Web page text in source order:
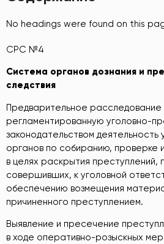
No headings were found on this
СРС №4
Система органов дознания и
следствия
Предварительное
регламентированную уголовно-
законодательством
органов по собиранию, проверке
в целях раскрытия преступлений,
совершивших, к уголовной
обеспечению возмещения
причиненного преступлением.
Выявление и пресечение
в ходе оперативно-розыскных